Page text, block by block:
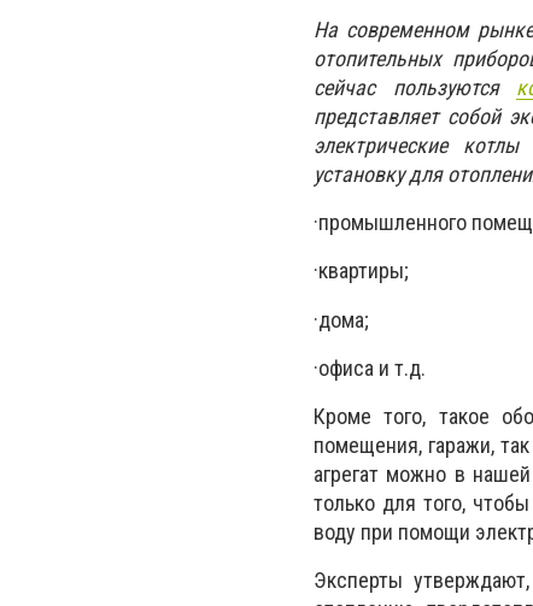
На современном
отопительных
сейчас пользуются
представляет собой
электрические
установку для
·промышленного
·квартиры;
·дома;
·офиса и т.д.
Кроме того, такое
помещения, гаражи,
агрегат можно в нашей
только для того,
воду при помощи
Эксперты